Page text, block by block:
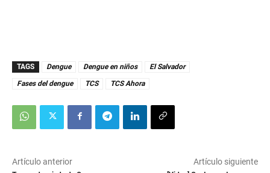
TAGS Dengue Dengue en niños
El Salvador
Fases del dengue
TCS TCS Ahora
Artículo anterior Artículo siguiente